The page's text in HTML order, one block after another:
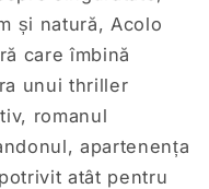
și natură, Acolo
care îmbină
unui thriller
romanul
apartenența
atât pentru